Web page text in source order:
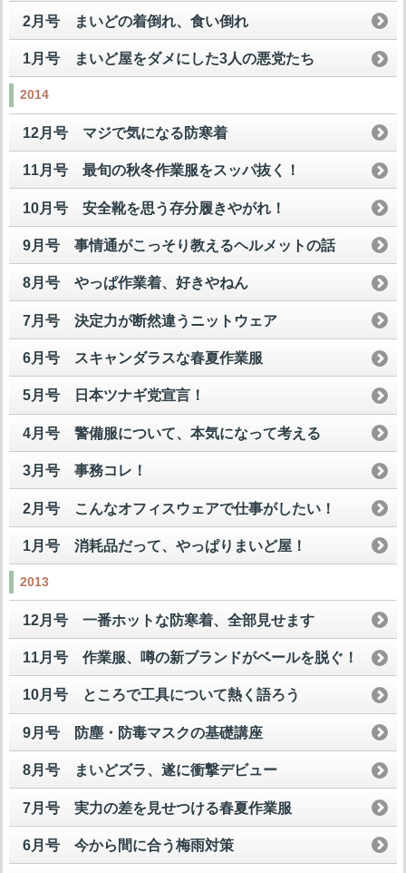
2月号 まいどの着倒れ、食い倒れ
1月号 まいど屋をダメにした3人の悪党たち
2014
12月号 マジで気になる防寒着
11月号 最旬の秋冬作業服をスッパ抜く！
10月号 安全靴を思う存分履きやがれ！
9月号 事情通がこっそり教えるヘルメットの話
8月号 やっぱ作業着、好きやねん
7月号 決定力が断然違うニットウェア
6月号 スキャンダラスな春夏作業服
5月号 日本ツナギ党宣言！
4月号 警備服について、本気になって考える
3月号 事務コレ！
2月号 こんなオフィスウェアで仕事がしたい！
1月号 消耗品だって、やっぱりまいど屋！
2013
12月号 一番ホットな防寒着、全部見せます
11月号 作業服、噂の新ブランドがベールを脱ぐ！
10月号 ところで工具について熱く語ろう
9月号 防塵・防毒マスクの基礎講座
8月号 まいどズラ、遂に衝撃デビュー
7月号 実力の差を見せつける春夏作業服
6月号 今から間に合う梅雨対策